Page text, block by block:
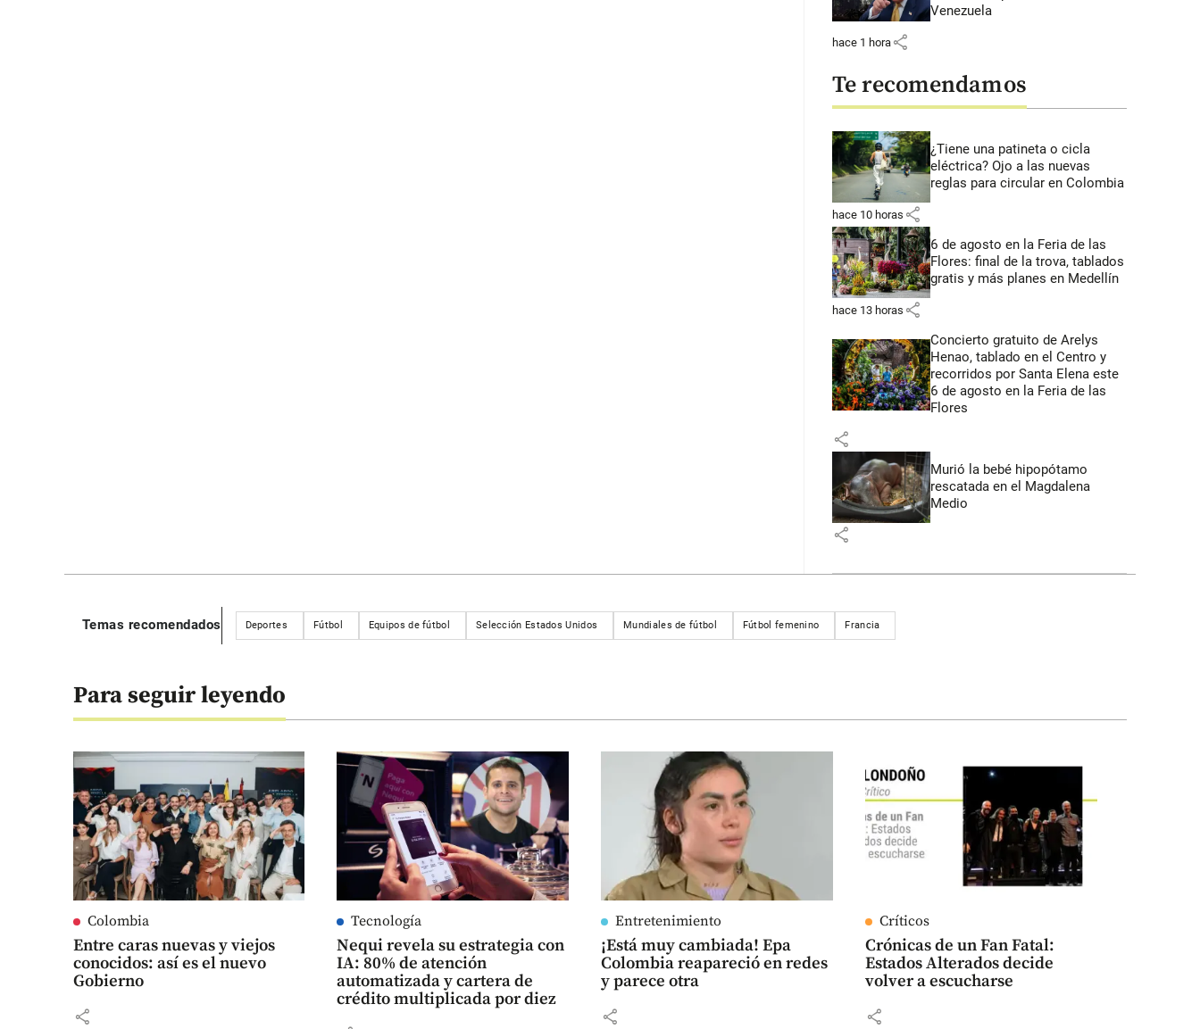
Venezuela
hace 1 hora share
Te recomendamos
¿Tiene una patineta o cicla
eléctrica? Ojo a las nuevas
reglas para circular en Colombia
hace 10 horas share
6 de agosto en la Feria de las
Flores: final de la trova, tablados
gratis y más planes en Medellín
hace 13 horas share
Concierto gratuito de Arelys
Henao, tablado en el Centro y
recorridos por Santa Elena este
6 de agosto en la Feria de las
Flores
share
Murió la bebé hipopótamo
rescatada en el Magdalena
Medio
share
Temas recomendados Deportes Fútbol Equipos de fútbol Selección Estados Unidos Mundiales de fútbol Fútbol femenino Francia
Para seguir leyendo
Colombia
Entre caras nuevas y viejos
conocidos: así es el nuevo
Gobierno
share
Tecnología
Nequi revela su estrategia con
IA: 80% de atención
automatizada y cartera de
crédito multiplicada por diez
Entretenimiento
¡Está muy cambiada! Epa
Colombia reapareció en redes
y parece otra
share
Críticos
Crónicas de un Fan Fatal:
Estados Alterados decide
volver a escucharse
share